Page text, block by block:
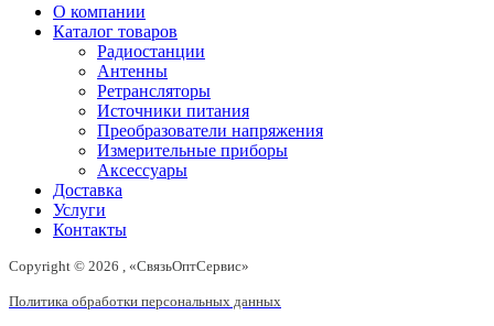
О компании
Каталог товаров
Радиостанции
Антенны
Ретрансляторы
Источники питания
Преобразователи напряжения
Измерительные приборы
Аксессуары
Доставка
Услуги
Контакты
Copyright © 2026 , «СвязьОптСервис»
Политика обработки персональных данных